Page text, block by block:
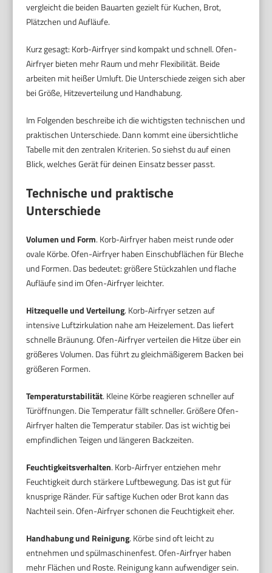
vergleicht die beiden Bauarten gezielt für Kuchen, Brot,
Plätzchen und Aufläufe.
Kurz gesagt: Korb-Airfryer sind kompakt und schnell. Ofen-
Airfryer bieten mehr Raum und mehr Flexibilität. Beide
arbeiten mit heißer Umluft. Die Unterschiede zeigen sich aber
bei Größe, Hitzeverteilung und Handhabung.
Im Folgenden beschreibe ich die wichtigsten technischen und
praktischen Unterschiede. Dann kommt eine übersichtliche
Tabelle mit den zentralen Kriterien. So siehst du auf einen
Blick, welches Gerät für deinen Einsatz besser passt.
Technische und praktische
Unterschiede
Volumen und Form. Korb-Airfryer haben meist runde oder
ovale Körbe. Ofen-Airfryer haben Einschubflächen für Bleche
und Formen. Das bedeutet: größere Stückzahlen und flache
Aufläufe sind im Ofen-Airfryer leichter.
Hitzequelle und Verteilung. Korb-Airfryer setzen auf
intensive Luftzirkulation nahe am Heizelement. Das liefert
schnelle Bräunung. Ofen-Airfryer verteilen die Hitze über ein
größeres Volumen. Das führt zu gleichmäßigerem Backen bei
größeren Formen.
Temperaturstabilität. Kleine Körbe reagieren schneller auf
Türöffnungen. Die Temperatur fällt schneller. Größere Ofen-
Airfryer halten die Temperatur stabiler. Das ist wichtig bei
empfindlichen Teigen und längeren Backzeiten.
Feuchtigkeitsverhalten. Korb-Airfryer entziehen mehr
Feuchtigkeit durch stärkere Luftbewegung. Das ist gut für
knusprige Ränder. Für saftige Kuchen oder Brot kann das
Nachteil sein. Ofen-Airfryer schonen die Feuchtigkeit eher.
Handhabung und Reinigung. Körbe sind oft leicht zu
entnehmen und spülmaschinenfest. Ofen-Airfryer haben
mehr Flächen und Roste. Reinigung kann aufwendiger sein.